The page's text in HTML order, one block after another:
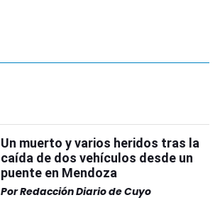
Un muerto y varios heridos tras la
caída de dos vehículos desde un
puente en Mendoza
PorRedacción Diario de Cuyo